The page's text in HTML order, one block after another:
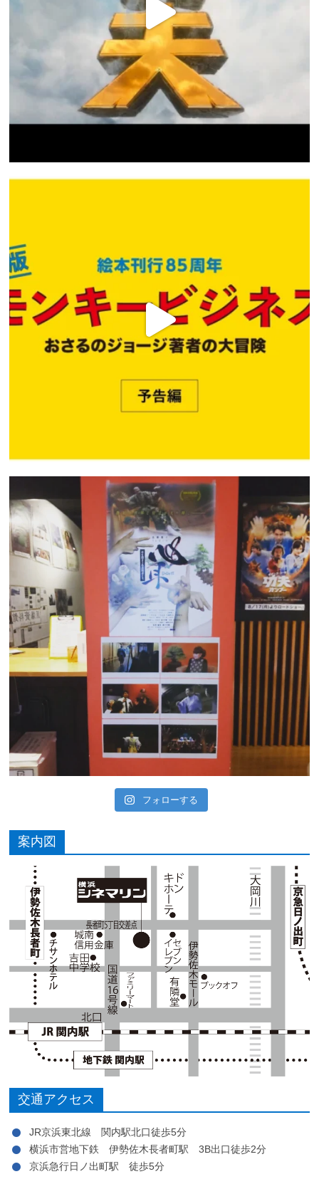
フォローする
案内図
交通アクセス
JR京浜東北線 関内駅北口徒歩5分
横浜市営地下鉄 伊勢佐木長者町駅 3B出口徒歩2分
京浜急行日ノ出町駅 徒歩5分